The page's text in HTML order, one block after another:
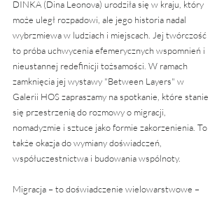
DINKA (Dina Leonova) urodziła się w kraju, który
może uległ rozpadowi, ale jego historia nadal
wybrzmiewa w ludziach i miejscach. Jej twórczość
to próba uchwycenia efemerycznych wspomnień i
nieustannej redefinicji tożsamości. W ramach
zamknięcia jej wystawy "Between Layers" w
Galerii HOS zapraszamy na spotkanie, które stanie
się przestrzenią do rozmowy o migracji,
nomadyzmie i sztuce jako formie zakorzenienia. To
także okazja do wymiany doświadczeń,
współuczestnictwa i budowania wspólnoty.
Migracja – to doświadczenie wielowarstwowe –